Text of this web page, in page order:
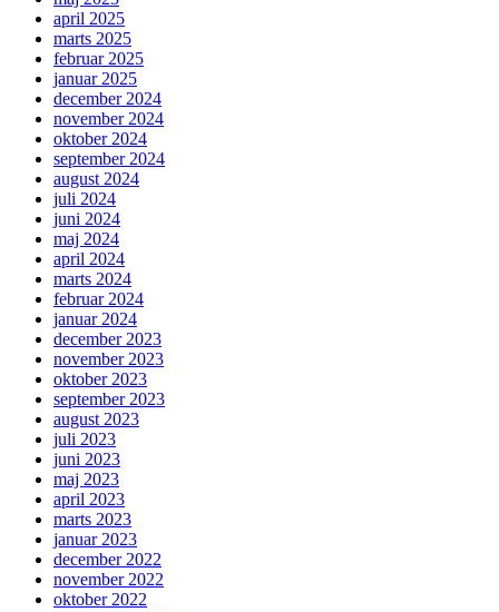
april 2025
marts 2025
februar 2025
januar 2025
december 2024
november 2024
oktober 2024
september 2024
august 2024
juli 2024
juni 2024
maj 2024
april 2024
marts 2024
februar 2024
januar 2024
december 2023
november 2023
oktober 2023
september 2023
august 2023
juli 2023
juni 2023
maj 2023
april 2023
marts 2023
januar 2023
december 2022
november 2022
oktober 2022